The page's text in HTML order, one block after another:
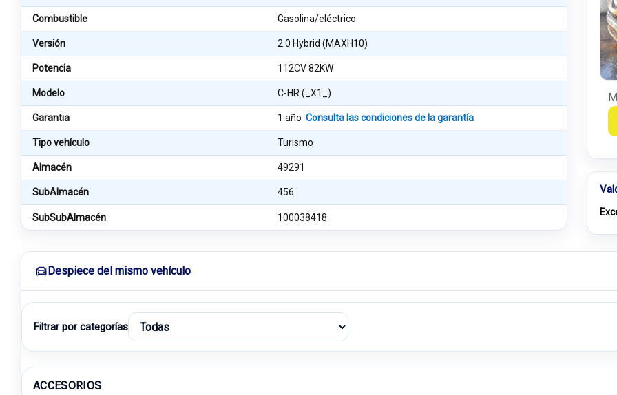
Combustible Gasolina/eléctrico
Versión 2.0 Hybrid (MAXH10)
Potencia 112CV 82KW
Modelo C-HR (_X1_)
Garantia 1 añoConsulta las condiciones de la garantía
Tipo vehículo Turismo
Almacén 49291
SubAlmacén 456
SubSubAlmacén 100038418
Despiece del mismo vehículo
Filtrar por categorías
ACCESORIOS